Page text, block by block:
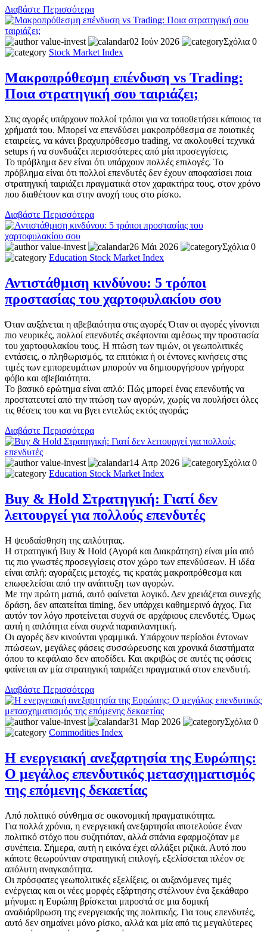
Διαβάστε Περισσότερα
value-invest 02 Ιούν 2026
Σχόλια 0
Stock Market Index
Μακροπρόθεσμη επένδυση vs Trading:
Ποια στρατηγική σου ταιριάζει;
Στις αγορές υπάρχουν πολλοί τρόποι για να τοποθετήσει κάποιος τα
χρήματά του. Μπορεί να επενδύσει μακροπρόθεσμα σε ποιοτικές
εταιρείες, να κάνει βραχυπρόθεσμο trading, να ακολουθεί τεχνικά
setups ή να συνδυάζει περισσότερες από μία προσεγγίσεις.
Το πρόβλημα δεν είναι ότι υπάρχουν πολλές επιλογές. Το
πρόβλημα είναι ότι πολλοί επενδυτές δεν έχουν αποφασίσει ποια
στρατηγική ταιριάζει πραγματικά στον χαρακτήρα τους, στον χρόνο
που διαθέτουν και στην ανοχή τους στο ρίσκο.
Διαβάστε Περισσότερα
value-invest 26 Μάι 2026
Σχόλια 0
Education Stock Market Index
Αντιστάθμιση κινδύνου: 5 τρόποι
προστασίας του χαρτοφυλακίου σου
Όταν αυξάνεται η αβεβαιότητα στις αγορές Όταν οι αγορές γίνονται
πιο νευρικές, πολλοί επενδυτές σκέφτονται αμέσως την προστασία
του χαρτοφυλακίου τους. Η πτώση των τιμών, οι γεωπολιτικές
εντάσεις, ο πληθωρισμός, τα επιτόκια ή οι έντονες κινήσεις στις
τιμές των εμπορευμάτων μπορούν να δημιουργήσουν γρήγορα
φόβο και αβεβαιότητα.
Το βασικό ερώτημα είναι απλό: Πώς μπορεί ένας επενδυτής να
προστατευτεί από την πτώση των αγορών, χωρίς να πουλήσει όλες
τις θέσεις του και να βγει εντελώς εκτός αγοράς;
Διαβάστε Περισσότερα
value-invest 14 Απρ 2026
Σχόλια 0
Education Stock Market Index
Buy & Hold Στρατηγική: Γιατί δεν
λειτουργεί για πολλούς επενδυτές
Η ψευδαίσθηση της απλότητας.
Η στρατηγική Buy & Hold (Αγορά και Διακράτηση) είναι μία από
τις πιο γνωστές προσεγγίσεις στον χώρο των επενδύσεων. Η ιδέα
είναι απλή: αγοράζεις μετοχές, τις κρατάς μακροπρόθεσμα και
επωφελείσαι από την ανάπτυξη των αγορών.
Με την πρώτη ματιά, αυτό φαίνεται λογικό. Δεν χρειάζεται συνεχής
δράση, δεν απαιτείται timing, δεν υπάρχει καθημερινό άγχος. Για
αυτόν τον λόγο προτείνεται συχνά σε αρχάριους επενδυτές. Όμως
αυτή η απλότητα είναι συχνά παραπλανητική.
Οι αγορές δεν κινούνται γραμμικά. Υπάρχουν περίοδοι έντονων
πτώσεων, μεγάλες φάσεις συσσώρευσης και χρονικά διαστήματα
όπου το κεφάλαιο δεν αποδίδει. Και ακριβώς σε αυτές τις φάσεις
φαίνεται αν μία στρατηγική ταιριάζει πραγματικά στον επενδυτή.
Διαβάστε Περισσότερα
value-invest 31 Μαρ 2026
Σχόλια 0
Commodities Index
Η ενεργειακή ανεξαρτησία της Ευρώπης:
Ο μεγάλος επενδυτικός μετασχηματισμός
της επόμενης δεκαετίας
Από πολιτικό σύνθημα σε οικονομική πραγματικότητα.
Για πολλά χρόνια, η ενεργειακή ανεξαρτησία αποτελούσε έναν
πολιτικό στόχο που συζητιόταν, αλλά σπάνια εφαρμοζόταν με
συνέπεια. Σήμερα, αυτή η εικόνα έχει αλλάξει ριζικά. Αυτό που
κάποτε θεωρούνταν στρατηγική επιλογή, εξελίσσεται πλέον σε
απόλυτη αναγκαιότητα.
Οι πρόσφατες γεωπολιτικές εξελίξεις, οι αυξανόμενες τιμές
ενέργειας και οι νέες μορφές εξάρτησης στέλνουν ένα ξεκάθαρο
μήνυμα: η Ευρώπη βρίσκεται μπροστά σε μια δομική
αναδιάρθρωση της ενεργειακής της πολιτικής. Για τους επενδυτές,
αυτό δεν σημαίνει μόνο ρίσκο, αλλά και μία από τις μεγαλύτερες